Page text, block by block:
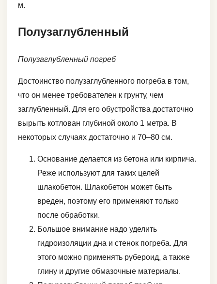
м.
Полузаглубленный
Полузаглубленный погреб
Достоинство полузаглубленного погреба в том,
что он менее требователен к грунту, чем
заглубленный. Для его обустройства достаточно
вырыть котлован глубиной около 1 метра. В
некоторых случаях достаточно и 70–80 см.
Основание делается из бетона или кирпича.
Реже используют для таких целей
шлакобетон. Шлакобетон может быть
вреден, поэтому его применяют только
после обработки.
Большое внимание надо уделить
гидроизоляции дна и стенок погреба. Для
этого можно применять рубероид, а также
глину и другие обмазочные материалы.